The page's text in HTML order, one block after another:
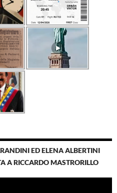
ED ELENA ALBERTINI
A RICCARDO MASTRORILLO